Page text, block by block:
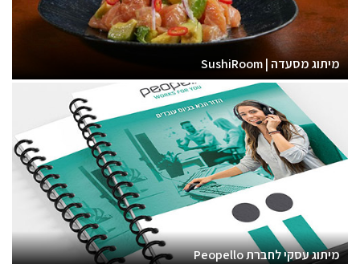
מיתוג מסעדה | SushiRoom
מיתוג עסקי לחברת Peopello